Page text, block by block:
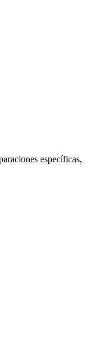
específicas,